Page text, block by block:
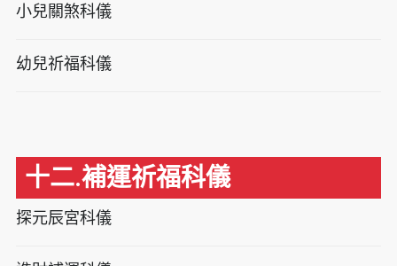
小兒關煞科儀
幼兒祈福科儀
十二.補運祈福科儀
探元辰宮科儀